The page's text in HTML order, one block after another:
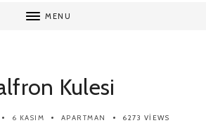
MENU
Kulesi
6 KASIM APARTMAN 6273 VIEWS